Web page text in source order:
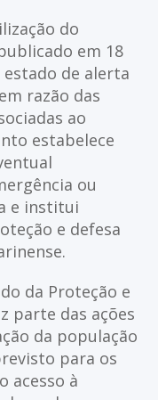
do
em 18
estado de alerta
razão das
ao
estabelece
ou
e institui
e defesa
da Proteção e
parte das ações
da população
para os
acesso à